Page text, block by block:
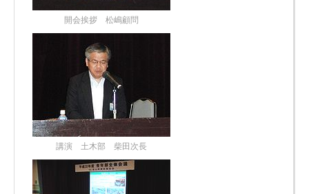
開会挨拶 松嶋顧問
講演 土木部 柴田次長